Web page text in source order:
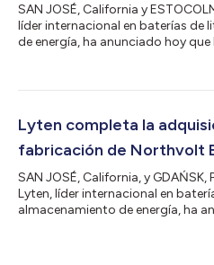
SAN JOSÉ, California y
líder internacional en baterías de
de energía, ha anunciado hoy
Northvolt Sweden incluye 16
infraestructura y edificios para
actividades industriales y...
Lyten completa la
fabricación de Northvolt
SAN JOSÉ, California, y GDAŃSK,
Lyten, líder internacional en
almacenamiento de energía, ha